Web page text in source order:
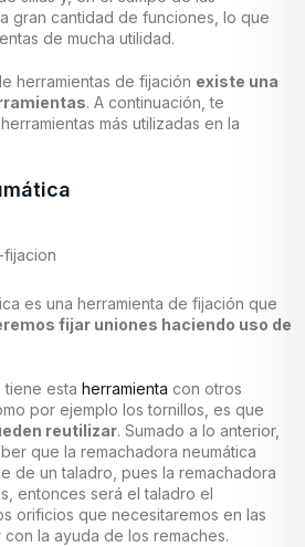
gran cantidad de funciones, lo que
de mucha utilidad.
herramientas de fijación existe una
. A continuación, te
más utilizadas en la
es una herramienta de fijación que
fijar uniones haciendo uso de
tiene esta herramienta con otros
por ejemplo los tornillos, es que
reutilizar. Sumado a lo anterior,
que la remachadora neumática
de un taladro, pues la remachadora
entonces será el taladro el
orificios que necesitaremos en las
la ayuda de los remaches.